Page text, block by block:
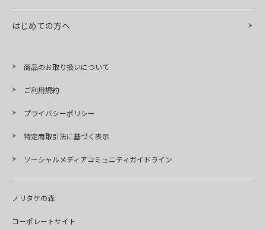
はじめての方へ
商品のお取り扱いについて
ご利用規約
プライバシーポリシー
特定商取引法に基づく表示
ソーシャルメディアコミュニティガイドライン
ノリタケの森
コーポレートサイト